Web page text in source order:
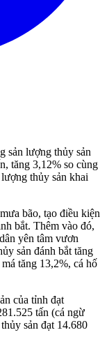
sản lượng thủy sản
tăng 3,12% so cùng
thủy sản khai
bão, tạo điều kiện
bắt. Thêm vào đó,
yên tâm vươn
sản đánh bắt tăng
tăng 13,2%, cá hố
của tỉnh đạt
tấn (cá ngừ
sản đạt 14.680